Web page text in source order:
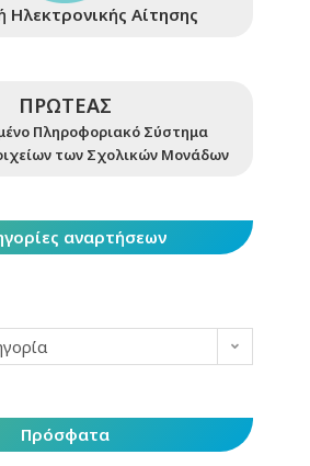
Αίτησης
ΠΡΩΤΕΑΣ
Πληροφοριακό Σύστημα
των Σχολικών Μονάδων
αναρτήσεων
Πρόσφατα